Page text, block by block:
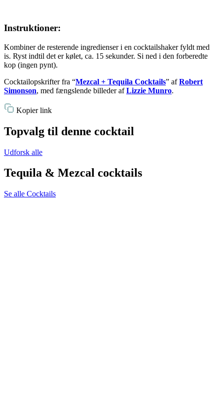
Instruktioner:
Kombiner de resterende ingredienser i en cocktailshaker fyldt med
is. Ryst indtil det er kølet, ca. 15 sekunder. Si ned i den forberedte
kop (ingen pynt).
Cocktailopskrifter fra “Mezcal + Tequila Cocktails” afRobert
Simonson, med fængslende billeder afLizzie Munro.
Kopier link
Topvalg til denne cocktail
Udforsk alle
Tequila & Mezcal cocktails
Se alle Cocktails